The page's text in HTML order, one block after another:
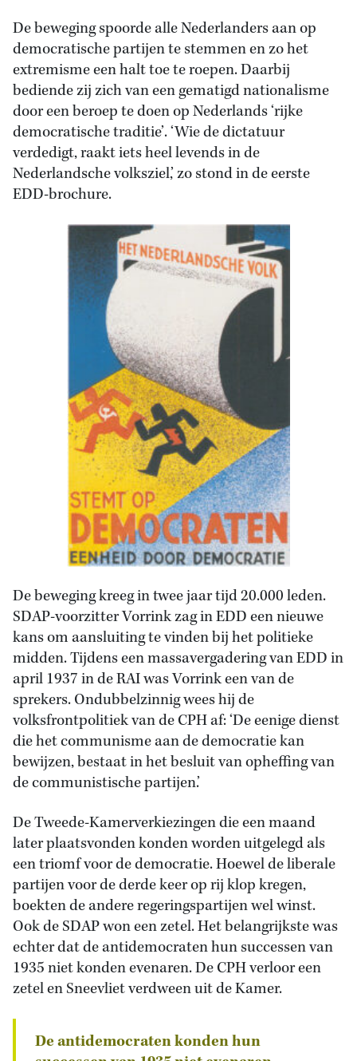
De beweging spoorde alle Nederlanders aan op
democratische partijen te stemmen en zo het
extremisme een halt toe te roepen. Daarbij
bediende zij zich van een gematigd nationalisme
door een beroep te doen op Nederlands ‘rijke
democratische traditie’. ‘Wie de dictatuur
verdedigt, raakt iets heel levends in de
Nederlandsche volksziel,’ zo stond in de eerste
EDD-brochure.
De beweging kreeg in twee jaar tijd 20.000 leden.
SDAP-voorzitter Vorrink zag in EDD een nieuwe
kans om aansluiting te vinden bij het politieke
midden. Tijdens een massavergadering van EDD in
april 1937 in de RAI was Vorrink een van de
sprekers. Ondubbelzinnig wees hij de
volksfrontpolitiek van de CPH af: ‘De eenige dienst
die het communisme aan de democratie kan
bewijzen, bestaat in het besluit van opheffing van
de communistische partijen.’
De Tweede-Kamerverkiezingen die een maand
later plaatsvonden konden worden uitgelegd als
een triomf voor de democratie. Hoewel de liberale
partijen voor de derde keer op rij klop kregen,
boekten de andere regeringspartijen wel winst.
Ook de SDAP won een zetel. Het belangrijkste was
echter dat de antidemocraten hun successen van
1935 niet konden evenaren. De CPH verloor een
zetel en Sneevliet verdween uit de Kamer.
De antidemocraten konden hun